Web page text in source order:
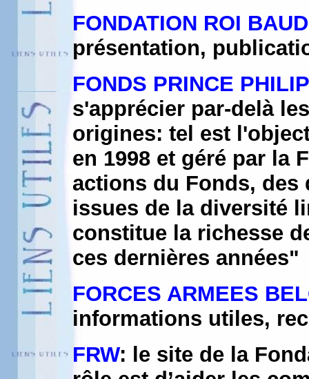
FONDATION ROI
présentation,
FONDS PRINCE
s'apprécier par-delà
origines: tel est
en 1998 et géré par la
actions du Fonds,
issues de la diversité
constitue la richesse
ces dernières années"
FORCES ARMEES
informations utiles,
FRW: le site de la